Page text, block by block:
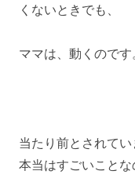
くないときでも、
ママは、動くのです
当たり前とされてい
本当はすごいこと